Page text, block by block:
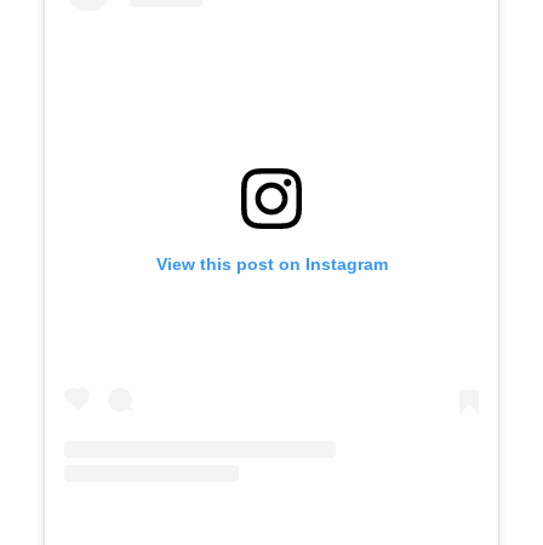
View this post on Instagram